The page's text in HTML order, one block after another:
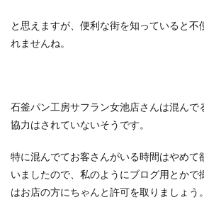
と思えますが、便利な街を知っていると不
れませんね。
石釜パン工房サフラン女池店さんは混んで
協力はされていないそうです。
特に混んでてお客さんがいる時間はやめて
いましたので、私のようにブログ用とかで
はお店の方にちゃんと許可を取りましょう。